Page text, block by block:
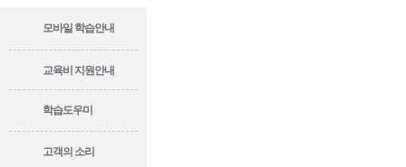
모바일 학습안내
교육비 지원안내
학습도우미
고객의 소리